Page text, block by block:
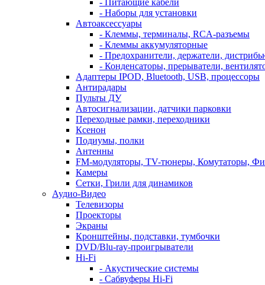
- Питающие кабели
- Наборы для установки
Автоаксессуары
- Клеммы, терминалы, RCA-разъемы
- Клеммы аккумуляторные
- Предохранители, держатели,
- Конденсаторы, прерыватели,
Адаптеры IPOD, Bluetooth, USB, процессоры
Антирадары
Пульты ДУ
Автосигнализации, датчики парковки
Переходные рамки, переходники
Ксенон
Подиумы, полки
Антенны
FM-модуляторы, TV-тюнеры, Комутаторы,
Камеры
Сетки, Грили для динамиков
Аудио-Видео
Телевизоpы
Проекторы
Экраны
Кронштейны, подставки, тумбочки
DVD/Blu-ray-проигрыватели
Hi-Fi
- Акустические системы
- Сабвуферы Hi-Fi